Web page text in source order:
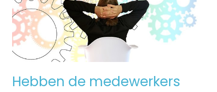
Hebben de medewerkers